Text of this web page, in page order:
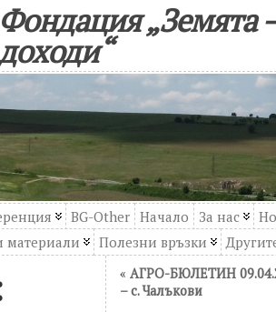
Фондация „Земята
BG-Other Начало За нас
материали
Полезни връзки
« АГРО-БЮЛЕТИН
– с. Чалъкови